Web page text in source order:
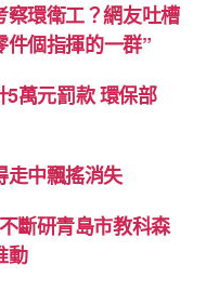
環衛工？網友吐槽
件個指揮的一群”
萬元罰款 環保部
走中飄搖消失
斷研青島市教科森
動